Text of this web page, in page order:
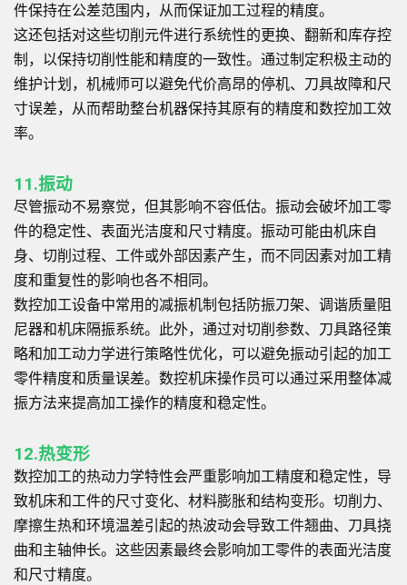
件保持在公差范围内，从而保证加工过程的精度。
这还包括对这些切削元件进行系统性的更换、翻新和库存控
制，以保持切削性能和精度的一致性。通过制定积极主动的
维护计划，机械师可以避免代价高昂的停机、刀具故障和尺
寸误差，从而帮助整台机器保持其原有的精度和数控加工效
率。
11.振动
尽管振动不易察觉，但其影响不容低估。振动会破坏加工零
件的稳定性、表面光洁度和尺寸精度。振动可能由机床自
身、切削过程、工件或外部因素产生，而不同因素对加工精
度和重复性的影响也各不相同。
数控加工设备中常用的减振机制包括防振刀架、调谐质量阻
尼器和机床隔振系统。此外，通过对切削参数、刀具路径策
略和加工动力学进行策略性优化，可以避免振动引起的加工
零件精度和质量误差。数控机床操作员可以通过采用整体减
振方法来提高加工操作的精度和稳定性。
12.热变形
数控加工的热动力学特性会严重影响加工精度和稳定性，导
致机床和工件的尺寸变化、材料膨胀和结构变形。切削力、
摩擦生热和环境温差引起的热波动会导致工件翘曲、刀具挠
曲和主轴伸长。这些因素最终会影响加工零件的表面光洁度
和尺寸精度。